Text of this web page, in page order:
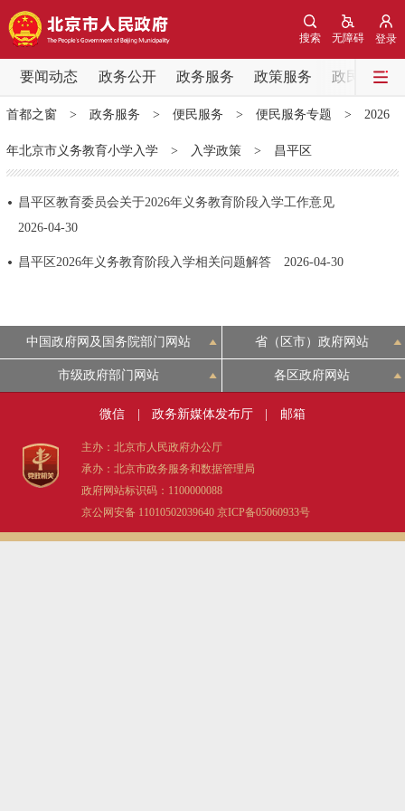
登录
无障碍
搜索
要闻动态 政务公开 政务服务 政策服务 政民互动
要闻动态
党中央精神 国务院信息 中央部委动态
北京要闻 会议信息 部门动态
各区热点
政务公开
政策兑现 政策解读 回应关切
政务服务
个人服务 法人服务 部门服务
首都之窗> 政务服务 > 便民服务 > 便民服务专题 > 2026
年北京市义务教育小学入学> 入学政策> 昌平区
昌平区教育委员会关于2026年义务教育阶段入学工作意见
2026-04-30
昌平区2026年义务教育阶段入学相关问题解答 2026-04-30
中国政府网及国务院部门网站 省（区市）政府网站
市级政府部门网站 各区政府网站
微信 政务新媒体发布厅 邮箱
主办：北京市人民政府办公厅
承办：北京市政务服务和数据管理局
政府网站标识码：1100000088
京公网安备 11010502039640 京ICP备05060933号